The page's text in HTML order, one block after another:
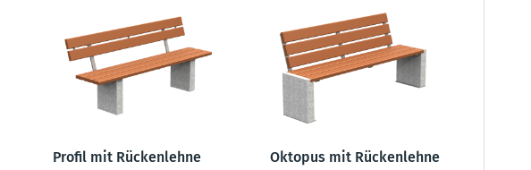
Profil mit Rückenlehne Oktopus mit Rückenlehne